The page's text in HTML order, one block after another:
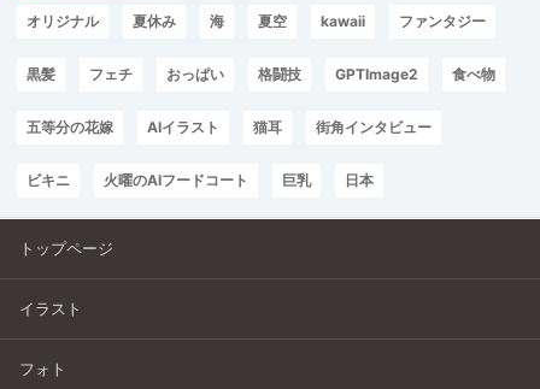
オリジナル 夏休み 海 夏空 kawaii ファンタジー
黒髪 フェチ おっぱい 格闘技 GPTImage2 食べ物
五等分の花嫁 AIイラスト 猫耳 街角インタビュー
ビキニ 火曜のAIフードコート 巨乳 日本
トップページ
イラスト
フォト